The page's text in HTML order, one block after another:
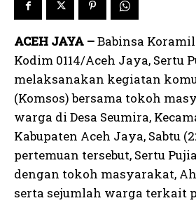
ACEH JAYA –Babinsa
Kodim 0114/Aceh Jaya, Sertu
melaksanakan kegiatan
(Komsos) bersama tokoh
warga di Desa Seumira,
Kabupaten Aceh Jaya, Sabtu
pertemuan tersebut, Sertu
dengan tokoh masyarakat,
serta sejumlah warga terkait